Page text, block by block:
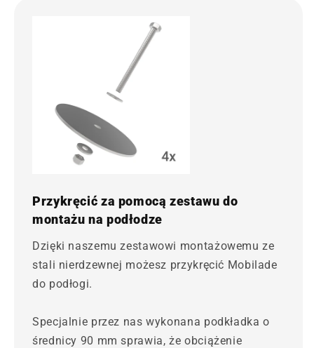
Przykręcić za pomocą zestawu do
montażu na podłodze
Dzięki naszemu zestawowi montażowemu ze
stali nierdzewnej możesz przykręcić Mobilade
do podłogi.
Specjalnie przez nas wykonana podkładka o
średnicy 90 mm sprawia, że obciążenie